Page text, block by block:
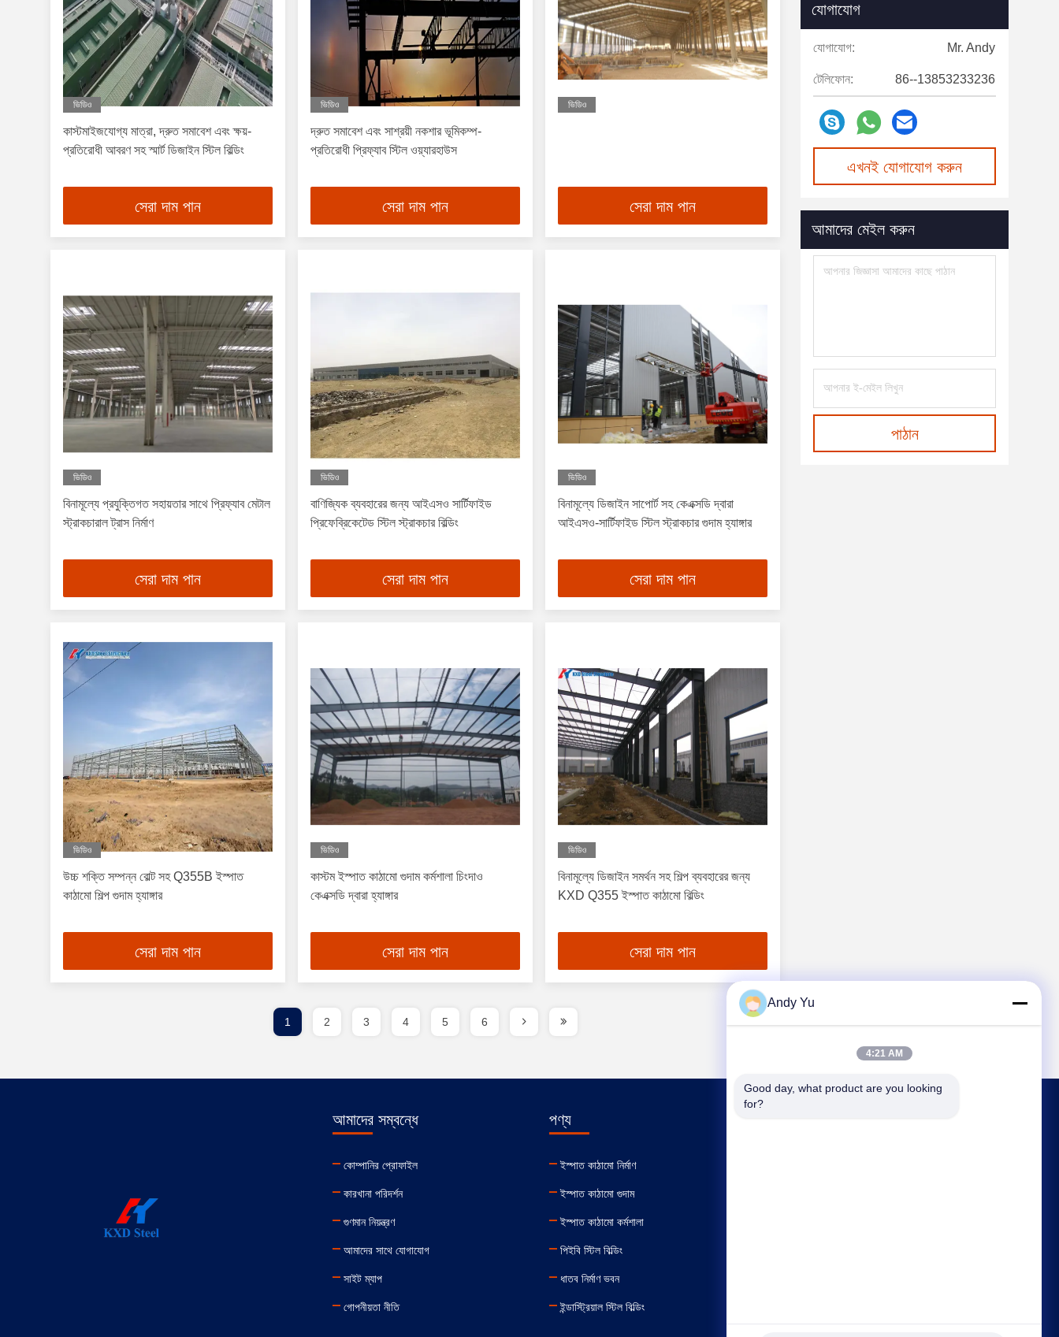
ভিডিও
কাস্টমাইজযোগ্য মাত্রা, দ্রুত সমাবেশ এবং ক্ষয়-
প্রতিরোধী আবরণ সহ স্মার্ট ডিজাইন স্টিল বিল্ডিং
সেরা দাম পান
ভিডিও
দ্রুত সমাবেশ এবং সাশ্রয়ী নকশার ভূমিকম্প-
প্রতিরোধী প্রিফ্যাব স্টিল ওয়্যারহাউস
সেরা দাম পান
ভিডিও
সেরা দাম পান
ভিডিও
বিনামূল্যে প্রযুক্তিগত সহায়তার সাথে প্রিফ্যাব মেটাল
স্ট্রাকচারাল ট্রাস নির্মাণ
সেরা দাম পান
ভিডিও
বাণিজ্যিক ব্যবহারের জন্য আইএসও সার্টিফাইড
প্রিফেব্রিকেটেড স্টিল স্ট্রাকচার বিল্ডিং
সেরা দাম পান
ভিডিও
বিনামূল্যে ডিজাইন সাপোর্ট সহ কেএক্সডি দ্বারা
আইএসও-সার্টিফাইড স্টিল স্ট্রাকচার গুদাম হ্যাঙ্গার
সেরা দাম পান
ভিডিও
উচ্চ শক্তি সম্পন্ন বোল্ট সহ Q355B ইস্পাত
কাঠামো শিল্প গুদাম হ্যাঙ্গার
সেরা দাম পান
ভিডিও
কাস্টম ইস্পাত কাঠামো গুদাম কর্মশালা চিংদাও
কেএক্সডি দ্বারা হ্যাঙ্গার
সেরা দাম পান
ভিডিও
বিনামূল্যে ডিজাইন সমর্থন সহ শিল্প ব্যবহারের জন্য
KXD Q355 ইস্পাত কাঠামো বিল্ডিং
সেরা দাম পান
যোগাযোগ
যোগাযোগ: Mr. Andy
টেলিফোন: 86--13853233236
এখনই যোগাযোগ করুন
আমাদের মেইল করুন
পাঠান
1 2 3 4 5 6
আমাদের সম্বন্ধে
কোম্পানির প্রোফাইল
কারখানা পরিদর্শন
গুণমান নিয়ন্ত্রণ
আমাদের সাথে যোগাযোগ
সাইট ম্যাপ
গোপনীয়তা নীতি
পণ্য
ইস্পাত কাঠামো নির্মাণ
ইস্পাত কাঠামো গুদাম
ইস্পাত কাঠামো কর্মশালা
পিইবি স্টিল বিল্ডিং
ধাতব নির্মাণ ভবন
ইন্ডাস্ট্রিয়াল স্টিল বিল্ডিং
Andy Yu
4:21 AM
Good day, what product are you looking
for?